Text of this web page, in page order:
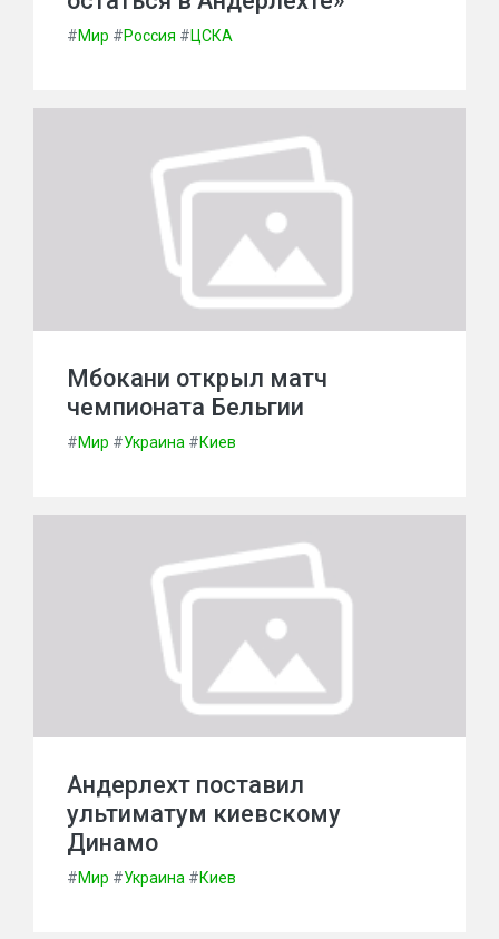
#Мир #Россия #ЦСКА
Мбокани открыл матч
чемпионата Бельгии
#Мир #Украина #Киев
Андерлехт поставил
ультиматум киевскому
Динамо
#Мир #Украина #Киев